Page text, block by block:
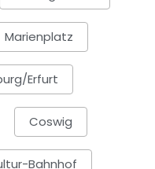
Marienplatz
Erfurt
Coswig
Bahnhof